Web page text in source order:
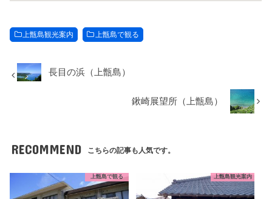
上甑島観光案内 上甑島で観る
長目の浜（上甑島）
鍬崎展望所（上甑島）
RECOMMEND こちらの記事も人気です。
上甑島で観る 上甑島観光案内